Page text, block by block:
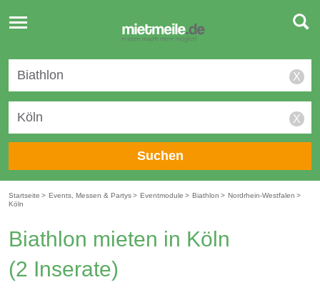
Toggle
navigation
X
X
Suchen
Startseite > Events, Messen & Partys> Eventmodule > Biathlon > Nordrhein-Westfalen >
Köln
Biathlon mieten in Köln
(2 Inserate)